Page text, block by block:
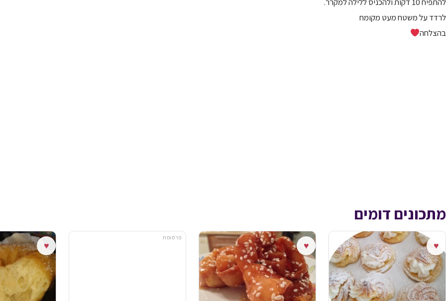
לרדד על משטח מעט מקומח
בהצלחה
מתכונים דומים
♥
♥
פרסומת
♥